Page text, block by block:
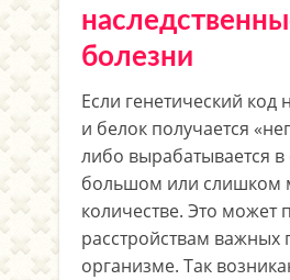
болезни
Если генетический код
и белок получается
либо вырабатывается
большом или слишком
количестве. Это может
расстройствам важных
организме. Так